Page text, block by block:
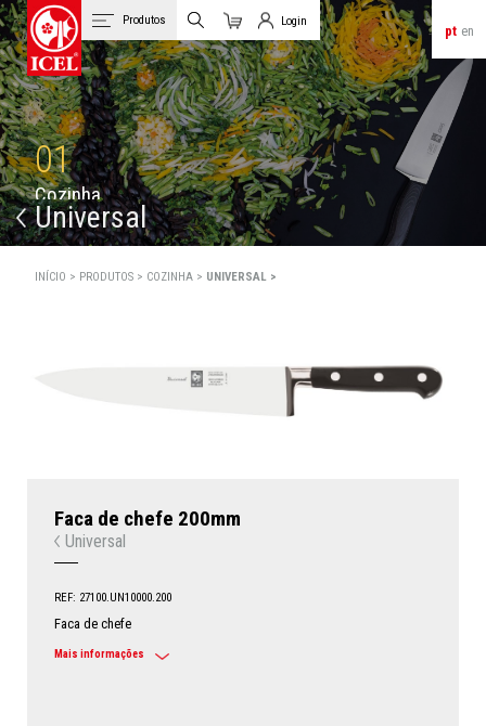
pt en
Produtos
Carrinho
Login
Login de Clientes
01
Cozinha
Universal
INÍCIO > PRODUTOS > COZINHA > UNIVERSAL >
Faca de chefe 200mm
Universal
REF: 27100.UN10000.200
Faca de chefe
Mais informações